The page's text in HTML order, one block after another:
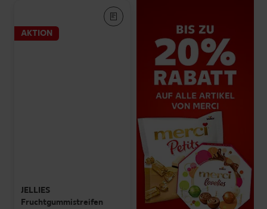
AKTION
JELLIES
Fruchtgummistreifen